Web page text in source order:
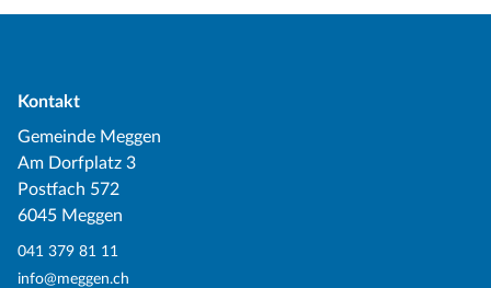
Kontakt
Gemeinde Meggen
Am Dorfplatz 3
Postfach 572
6045 Meggen
041 379 81 11
info@meggen.ch